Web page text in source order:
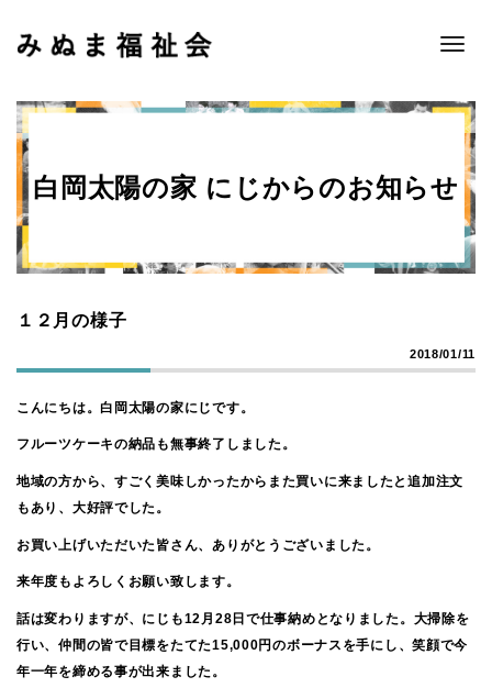
Toggle
白岡太陽の家 にじからのお知らせ
１２月の様子
2018/01/11
こんにちは。白岡太陽の家にじです。
フルーツケーキの納品も無事終了しました。
地域の方から、すごく美味しかったからまた買いに来ましたと追加注文
もあり、大好評でした。
お買い上げいただいた皆さん、ありがとうございました。
来年度もよろしくお願い致します。
話は変わりますが、にじも12月28日で仕事納めとなりました。大掃除を
行い、仲間の皆で目標をたてた15,000円のボーナスを手にし、笑顔で今
年一年を締める事が出来ました。